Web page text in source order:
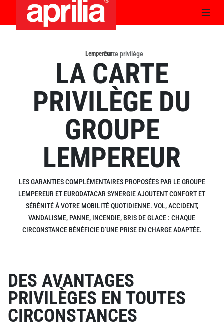
Lempereur
›
Carte privilège
LA CARTE
PRIVILÈGE DU
GROUPE
LEMPEREUR
LES GARANTIES COMPLÉMENTAIRES PROPOSÉES PAR LE GROUPE
LEMPEREUR ET EURODATACAR SYNERGIE AJOUTENT CONFORT ET
SÉRÉNITÉ À VOTRE MOBILITÉ QUOTIDIENNE. VOL, ACCIDENT,
VANDALISME, PANNE, INCENDIE, BRIS DE GLACE : CHAQUE
CIRCONSTANCE BÉNÉFICIE D’UNE PRISE EN CHARGE ADAPTÉE.
DES AVANTAGES
PRIVILÈGES EN TOUTES
CIRCONSTANCES